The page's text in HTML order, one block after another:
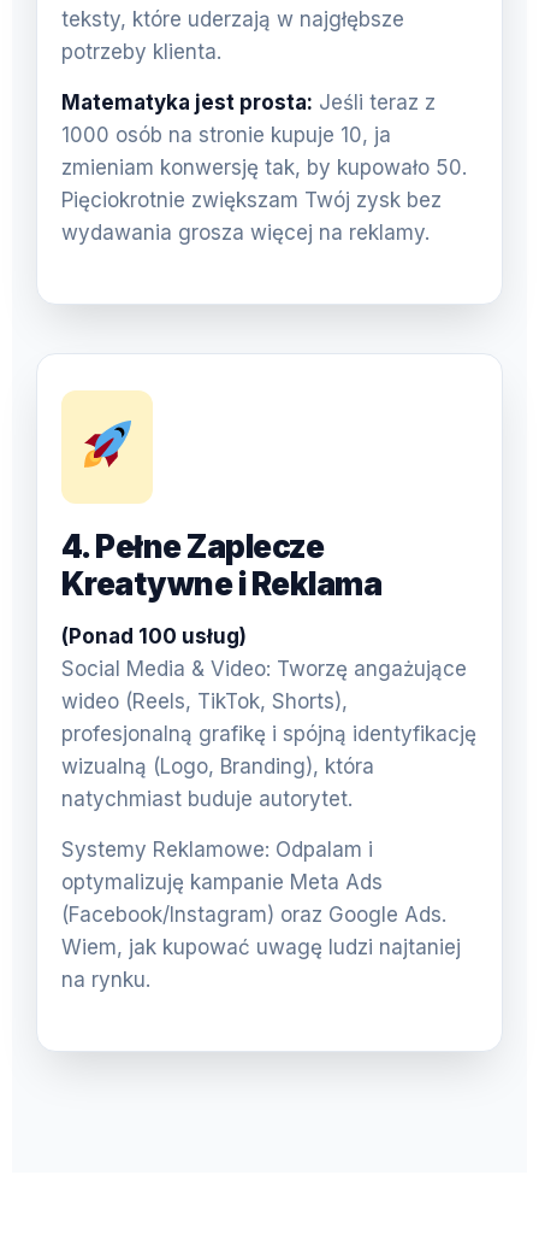
teksty, które uderzają w najgłębsze
potrzeby klienta.
Matematyka jest prosta: Jeśli teraz z
1000 osób na stronie kupuje 10, ja
zmieniam konwersję tak, by kupowało 50.
Pięciokrotnie zwiększam Twój zysk bez
wydawania grosza więcej na reklamy.
4. Pełne Zaplecze
Kreatywne i Reklama
(Ponad 100 usług)
Social Media & Video: Tworzę angażujące
wideo (Reels, TikTok, Shorts),
profesjonalną grafikę i spójną identyfikację
wizualną (Logo, Branding), która
natychmiast buduje autorytet.
Systemy Reklamowe: Odpalam i
optymalizuję kampanie Meta Ads
(Facebook/Instagram) oraz Google Ads.
Wiem, jak kupować uwagę ludzi najtaniej
na rynku.